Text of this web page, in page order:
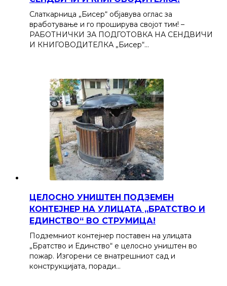
Слаткарница „Бисер“ објавува оглас за
вработување и го проширува својот тим! –
РАБОТНИЧКИ ЗА ПОДГОТОВКА НА СЕНДВИЧИ
И КНИГОВОДИТЕЛКА „Бисер“…
ЦЕЛОСНО УНИШТЕН ПОДЗЕМЕН
КОНТЕЈНЕР НА УЛИЦАТА „БРАТСТВО И
ЕДИНСТВО“ ВО СТРУМИЦА!
Подземниот контејнер поставен на улицата
„Братство и Единство“ е целосно уништен во
пожар. Изгорени се внатрешниот сад и
конструкцијата, поради…